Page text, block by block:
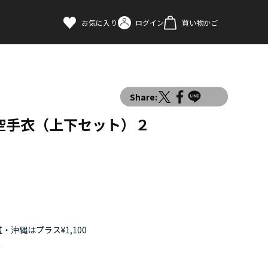
お気に入り ログイン 買い物かご
Share:
衣（上下セット）２
沖縄はプラス¥1,100